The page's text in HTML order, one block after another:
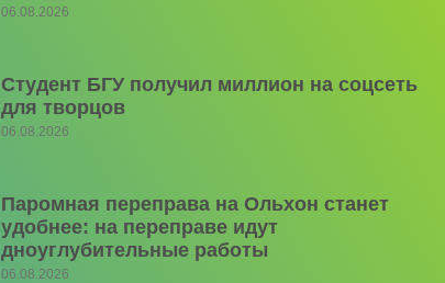
06.08.2026
Студент БГУ получил миллион на соцсеть
для творцов
06.08.2026
Паромная переправа на Ольхон станет
удобнее: на переправе идут
дноуглубительные работы
06.08.2026